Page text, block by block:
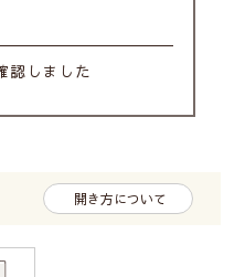
認しました
開き方について